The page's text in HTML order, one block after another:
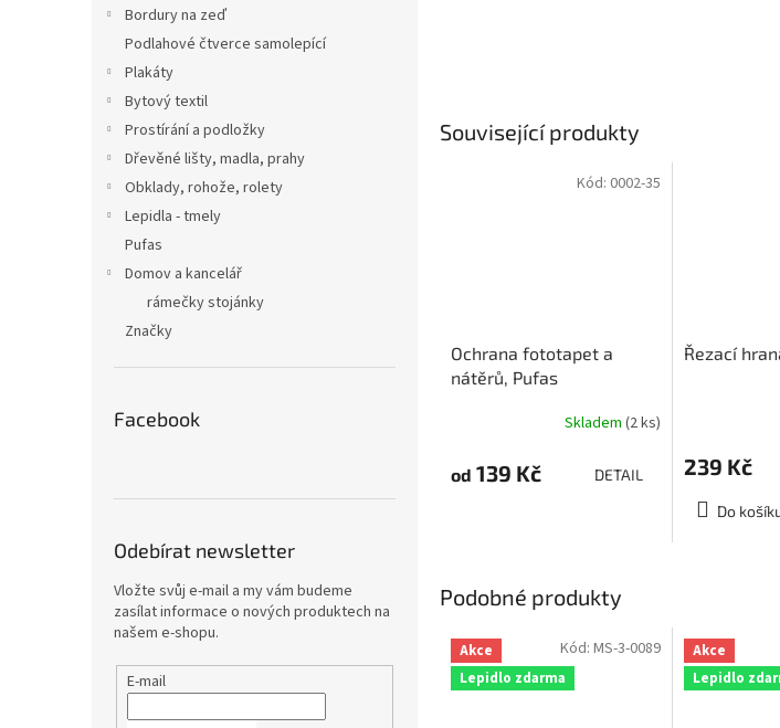
Bordury na zeď
Podlahové čtverce samolepící
Plakáty
Bytový textil
Prostírání a podložky
Dřevěné lišty, madla, prahy
Obklady, rohože, rolety
Lepidla - tmely
Pufas
Domov a kancelář
rámečky stojánky
Značky
Facebook
Odebírat newsletter
Vložte svůj e-mail a my vám budeme
zasílat informace o nových produktech na
našem e-shopu.
E-mail
Související produkty
Ochrana fototapet a
nátěrů, Pufas
Skladem (2 ks)
od 139 Kč DETAIL
Kód: 0002-35
Řezací
239 Kč
Do
Podobné produkty
Akce
Lepidlo zdarma
Kód: MS-3-0089
Akce
Lepidlo